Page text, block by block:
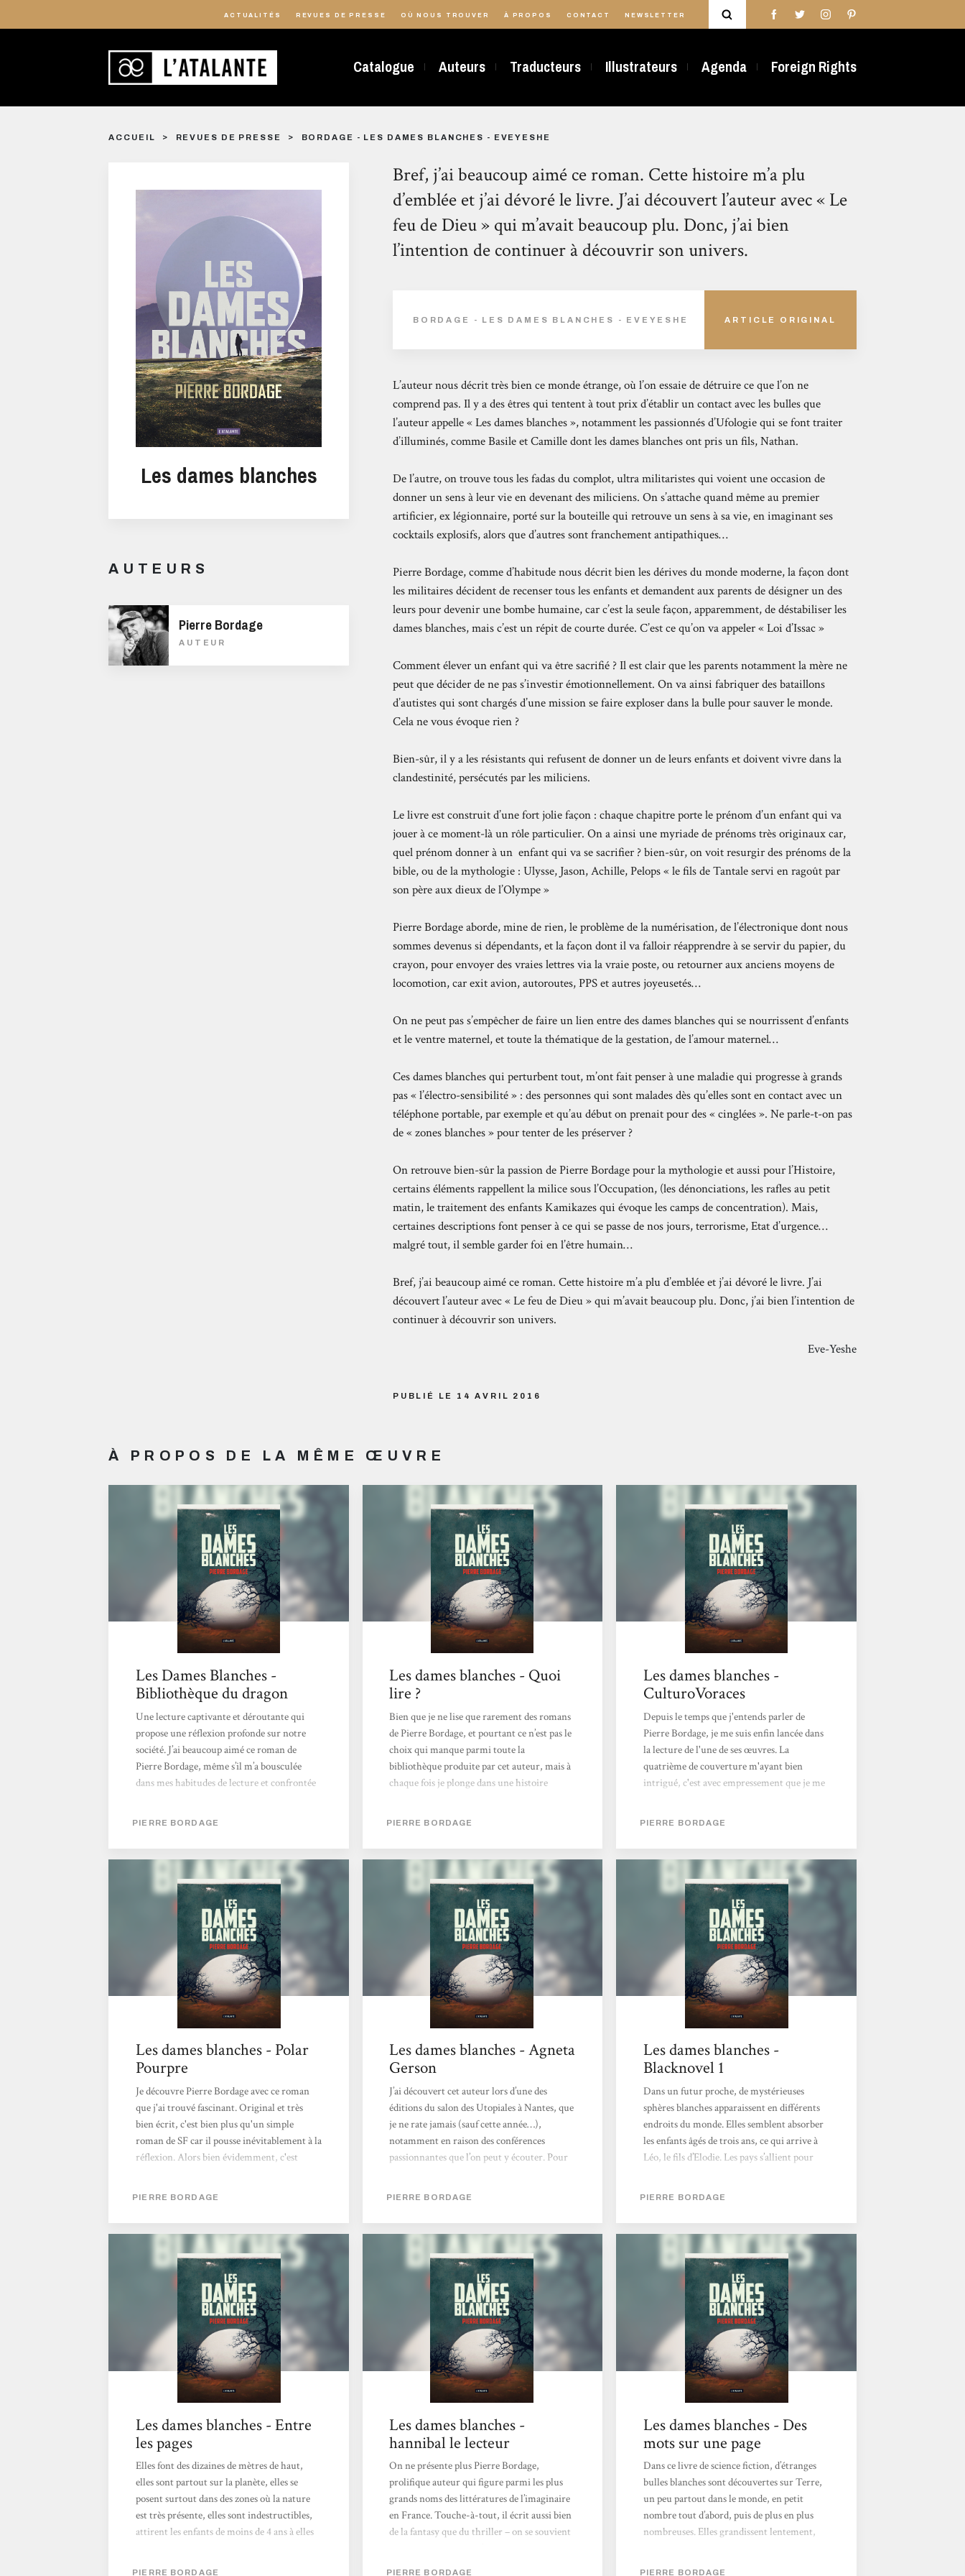
ACTUALITÉS REVUES DE PRESSE OÙ NOUS TROUVER À PROPOS CONTACT NEWSLETTER
Catalogue Auteurs Traducteurs Illustrateurs Agenda Foreign Rights
ACCUEIL REVUES DE PRESSE BORDAGE - LES DAMES BLANCHES - EVEYESHE
Les dames blanches
AUTEURS
Pierre Bordage
AUTEUR
Bref, j’ai beaucoup aimé ce roman. Cette histoire m’a plu
d’emblée et j’ai dévoré le livre. J’ai découvert l’auteur avec « Le
feu de Dieu » qui m’avait beaucoup plu. Donc, j’ai bien
l’intention de continuer à découvrir son univers.
BORDAGE - LES DAMES BLANCHES - EVEYESHE ARTICLE ORIGINAL
L’auteur nous décrit très bien ce monde étrange, où l’on essaie de détruire ce que l’on ne
comprend pas. Il y a des êtres qui tentent à tout prix d’établir un contact avec les bulles que
l’auteur appelle « Les dames blanches », notamment les passionnés d’Ufologie qui se font traiter
d’illuminés, comme Basile et Camille dont les dames blanches ont pris un fils, Nathan.
De l’autre, on trouve tous les fadas du complot, ultra militaristes qui voient une occasion de
donner un sens à leur vie en devenant des miliciens. On s’attache quand même au premier
artificier, ex légionnaire, porté sur la bouteille qui retrouve un sens à sa vie, en imaginant ses
cocktails explosifs, alors que d’autres sont franchement antipathiques…
Pierre Bordage, comme d’habitude nous décrit bien les dérives du monde moderne, la façon dont
les militaires décident de recenser tous les enfants et demandent aux parents de désigner un des
leurs pour devenir une bombe humaine, car c’est la seule façon, apparemment, de déstabiliser les
dames blanches, mais c’est un répit de courte durée. C’est ce qu’on va appeler « Loi d’Issac »
Comment élever un enfant qui va être sacrifié ? Il est clair que les parents notamment la mère ne
peut que décider de ne pas s’investir émotionnellement. On va ainsi fabriquer des bataillons
d’autistes qui sont chargés d’une mission se faire exploser dans la bulle pour sauver le monde.
Cela ne vous évoque rien ?
Bien-sûr, il y a les résistants qui refusent de donner un de leurs enfants et doivent vivre dans la
clandestinité, persécutés par les miliciens.
Le livre est construit d’une fort jolie façon : chaque chapitre porte le prénom d’un enfant qui va
jouer à ce moment-là un rôle particulier. On a ainsi une myriade de prénoms très originaux car,
quel prénom donner à un enfant qui va se sacrifier ? bien-sûr, on voit resurgir des prénoms de la
bible, ou de la mythologie : Ulysse, Jason, Achille, Pelops « le fils de Tantale servi en ragoût par
son père aux dieux de l’Olympe »
Pierre Bordage aborde, mine de rien, le problème de la numérisation, de l’électronique dont nous
sommes devenus si dépendants, et la façon dont il va falloir réapprendre à se servir du papier, du
crayon, pour envoyer des vraies lettres via la vraie poste, ou retourner aux anciens moyens de
locomotion, car exit avion, autoroutes, PPS et autres joyeusetés…
On ne peut pas s’empêcher de faire un lien entre des dames blanches qui se nourrissent d’enfants
et le ventre maternel, et toute la thématique de la gestation, de l’amour maternel…
Ces dames blanches qui perturbent tout, m’ont fait penser à une maladie qui progresse à grands
pas « l’électro-sensibilité » : des personnes qui sont malades dès qu’elles sont en contact avec un
téléphone portable, par exemple et qu’au début on prenait pour des « cinglées ». Ne parle-t-on pas
de « zones blanches » pour tenter de les préserver ?
On retrouve bien-sûr la passion de Pierre Bordage pour la mythologie et aussi pour l’Histoire,
certains éléments rappellent la milice sous l’Occupation, (les dénonciations, les rafles au petit
matin, le traitement des enfants Kamikazes qui évoque les camps de concentration). Mais,
certaines descriptions font penser à ce qui se passe de nos jours, terrorisme, Etat d’urgence…
malgré tout, il semble garder foi en l’être humain…
Bref, j’ai beaucoup aimé ce roman. Cette histoire m’a plu d’emblée et j’ai dévoré le livre. J’ai
découvert l’auteur avec « Le feu de Dieu » qui m’avait beaucoup plu. Donc, j’ai bien l’intention de
continuer à découvrir son univers.
Eve-Yeshe
PUBLIÉ LE 14 AVRIL 2016
À PROPOS DE LA MÊME ŒUVRE
Les Dames Blanches -
Bibliothèque du dragon
Une lecture captivante et déroutante qui
propose une réflexion profonde sur notre
société. J’ai beaucoup aimé ce roman de
Pierre Bordage, même s’il m’a bousculée
dans mes habitudes de lecture et confrontée
l’apparition des dames blanches, j’ai été
happée par le récit. Ces créatures
mystérieuses qui surgissent sans prévenir et
font disparaître les enfants de moins de
quatre ans créent d’emblée...
PIERRE BORDAGE
Les dames blanches - Quoi
lire ?
Bien que je ne lise que rarement des romans
de Pierre Bordage, et pourtant ce n’est pas le
choix qui manque parmi toute la
bibliothèque produite par cet auteur, mais à
chaque fois je plonge dans une histoire
française, cette fois-ci l’auteur nous met dans
la situation d’une invasion extraterrestre
passive, si ce n’est qu’elle attire les jeunes
enfants de moins de quatre ans. Il est
impossible de pénétrer, détruire, repousser
ou déplacer ces dames blanches....
PIERRE BORDAGE
Les dames blanches -
CulturoVoraces
Depuis le temps que j'entends parler de
Pierre Bordage, je me suis enfin lancée dans
la lecture de l'une de ses œuvres. La
quatrième de couverture m'ayant bien
intrigué, c'est avec empressement que je me
bien qu'omniprésentes, elles n'en sont pas le
sujet principal. Chaque chapitre porte le
nom d'un personnage et on va suivre un
petit bout de son histoire, puis le retrouver
plusieurs années plus tard, ou non. Certains
vont se croiser, s'aimer ou se déchirer, j'ai
beaucoup aimé...
PIERRE BORDAGE
Les dames blanches - Polar
Pourpre
Je découvre Pierre Bordage avec ce roman
que j'ai trouvé fascinant. Original et très
bien écrit, c'est bien plus qu'un simple
roman de SF car il pousse inévitablement à la
réflexion. Alors bien évidemment, c'est
dans ce roman foisonnent une multitude de
thèmes (écologie, surpopulation,
épuisement des ressources naturelles,
nouvelles technologies, communication, ...),
sans que pour autant cela ne donne
l'impression que Bordage soit moralisateur.
Mon seul bémol serait sur la...
PIERRE BORDAGE
Les dames blanches - Agneta
Gerson
J’ai découvert cet auteur lors d’une des
éditions du salon des Utopiales à Nantes, que
je ne rate jamais (sauf cette année…),
notamment en raison des conférences
passionnantes que l’on peut y écouter. Pour
rarement. Mais après avoir entendu et
discuté avec l’auteur, j’ai vraiment eu envie
de le lire et de partager un bout de son
imaginaire. Empreint d’humanité et mettant
sa plume au service de...
PIERRE BORDAGE
Les dames blanches -
Blacknovel 1
Dans un futur proche, de mystérieuses
sphères blanches apparaissent en différents
endroits du monde. Elles semblent absorber
les enfants âgés de trois ans, ce qui arrive à
Léo, le fils d’Elodie. Les pays s’allient pour
sacrifier des enfants de trois ans, armés d’une
ceinture d’explosifs, et promulgue la loi
d’Isaac, celle du sacrifice d’un enfant de
chaque couple. Ce roman est rythmé par des
chapitres d’une dizaine de pages, portant le...
PIERRE BORDAGE
Les dames blanches - Entre
les pages
Elles font des dizaines de mètres de haut,
elles sont partout sur la planète, elles se
posent surtout dans des zones où la nature
est très présente, elles sont indestructibles,
attirent les enfants de moins de 4 ans à elles
PIERRE BORDAGE
Les dames blanches -
hannibal le lecteur
On ne présente plus Pierre Bordage,
prolifique auteur qui figure parmi les plus
grands noms des littératures de l’imaginaire
en France. Touche-à-tout, il écrit aussi bien
de la fantasy que du thriller – on se souvient
PIERRE BORDAGE
Les dames blanches - Des
mots sur une page
Dans ce livre de science fiction, d’étranges
bulles blanches sont découvertes sur Terre,
un peu partout dans le monde, en petit
nombre tout d’abord, puis de plus en plus
nombreuses. Elles grandissent lentement,
PIERRE BORDAGE